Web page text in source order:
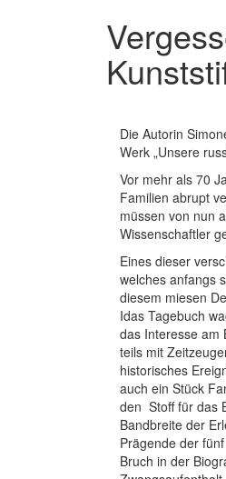
Die Autorin
Werk „Unsere
Vor mehr als 70
Familien abrupt
müssen von nun
Wissenschaftler
Eines dieser
welches anfangs
diesem miesen
Idas Tagebuch
das Interesse am
teils mit
historisches
auch ein Stück
den Stoff für das
Bandbreite der
Prägende der
Bruch in der